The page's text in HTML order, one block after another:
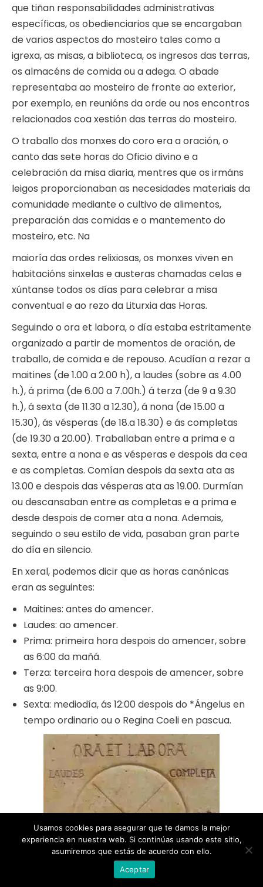
que tiñan responsabilidades administrativas
específicas, os obedienciarios que se encargaban
de varios aspectos do mosteiro tales como a
igrexa, as misas, a biblioteca, os ingresos das terras,
os almacéns de comida ou a adega. O abade
representaba ao mosteiro de fronte ao exterior,
por exemplo, en reunións da orde ou nos encontros
relacionados coa xestión das terras do mosteiro.
O traballo dos monxes do coro era a oración, o
canto das sete horas do Oficio divino e a
celebración da misa diaria, mentres que os irmáns
leigos proporcionaban as necesidades materiais da
comunidade mediante o cultivo de alimentos,
preparación das comidas e o mantemento do
mosteiro, etc. Na
maioría das ordes relixiosas, os monxes viven en
habitacións sinxelas e austeras chamadas celas e
xúntanse todos os días para celebrar a misa
conventual e ao rezo da Liturxia das Horas.
Seguindo o ora et labora, o día estaba estritamente
organizado a partir de momentos de oración, de
traballo, de comida e de repouso. Acudían a rezar a
maitines (de 1.00 a 2.00 h), a laudes (sobre as 4.00
h.), á prima (de 6.00 a 7.00h.) á terza (de 9 a 9.30
h.), á sexta (de 11.30 a 12.30), á nona (de 15.00 a
15.30), ás vésperas (de 18.a 18.30) e ás completas
(de 19.30 a 20.00). Traballaban entre a prima e a
sexta, entre a nona e as vésperas e despois da cea
e as completas. Comían despois da sexta ata as
13.00 e despois das vésperas ata as 19.00. Durmían
ou descansaban entre as completas e a prima e
desde despois de comer ata a nona. Ademais,
seguindo o seu estilo de vida, pasaban gran parte
do día en silencio.
En xeral, podemos dicir que as horas canónicas
eran as seguintes:
Maitines: antes do amencer.
Laudes: ao amencer.
Prima: primeira hora despois do amencer, sobre
as 6:00 da mañá.
Terza: terceira hora despois de amencer, sobre
as 9:00.
Sexta: mediodía, ás 12:00 despois do *Ángelus en
tempo ordinario ou o Regina Coeli en pascua.
Usamos cookies para asegurar que te damos la mejor
experiencia en nuestra web. Si continúas usando este sitio,
asumiremos que estás de acuerdo con ello.
Aceptar